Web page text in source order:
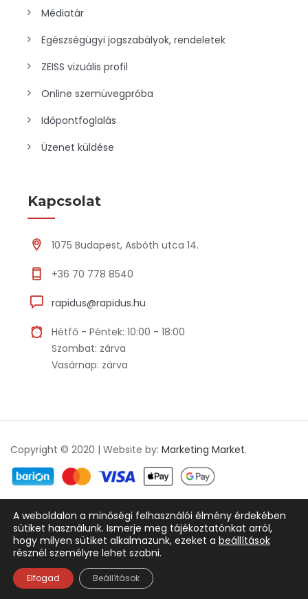
Médiatár
Egészségügyi jogszabályok, rendeletek
ZEISS vizuális profil
Online szemüvegpróba
Időpontfoglalás
Üzenet küldése
Kapcsolat
1075 Budapest, Asbóth utca 14.
+36 70 778 8540
rapidus@rapidus.hu
Hétfő - Péntek: 10:00 - 18:00
Szombat: zárva
Vasárnap: zárva
Copyright © 2020 | Website by: Marketing Market.
Adatkezelési tájékoztató ÁSZF
A weboldalon a minőségi felhasználói élmény érdekében
sütiket használunk. Ismerje meg tájékoztatónkat arról,
hogy milyen sütiket alkalmazunk, ezeket a beállítások
résznél személyre lehet szabni.
Elfogad Beállítások
Magyar